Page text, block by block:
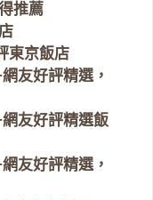
推薦
東京飯店
友好評精選，
友好評精選飯
友好評精選，